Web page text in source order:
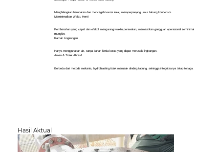
Menghilangkan hambatan dan mencegah korosi lokal, memperpanjang umur tabung kondensor.
Meminimalkan Waktu Henti
Pembersihan yang cepat dan efektif mengurangi waktu perawatan, memastikan gangguan operasional seminimal
mungkin.
Ramah Lingkungan
Hanya menggunakan air, tanpa bahan kimia keras yang dapat merusak lingkungan.
Aman & Tidak Abrasif
Berbeda dari metode mekanis, hydroblasting tidak merusak dinding tabung, sehingga integritasnya tetap terjaga.
Hasil Aktual